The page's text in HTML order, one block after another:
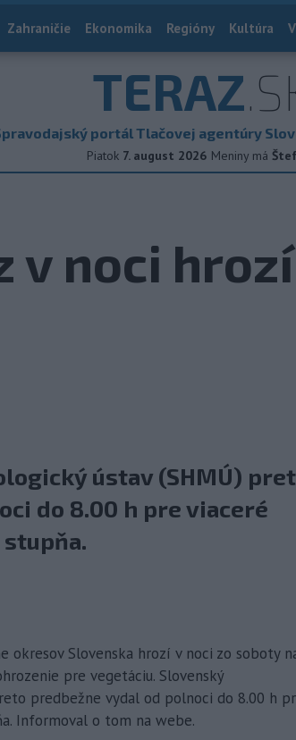
Zahraničie Ekonomika Regióny Kultúra
TERAZ
portál Tlačovej agentúry
Piatok 7. august 2026 Meniny má
v noci
ústav (SHMÚ)
do 8.00 h pre viaceré
okresov Slovenska hrozí v noci zo soboty
pre vegetáciu. Slovenský
predbežne vydal od polnoci do 8.00 h
Informoval o tom na webe.